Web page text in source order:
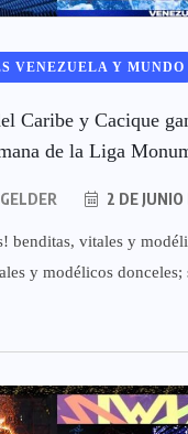
VENEZUELA Y MUNDO
Caribe y Cacique
de la Liga
2 DE
benditas, vitales y
y modélicos